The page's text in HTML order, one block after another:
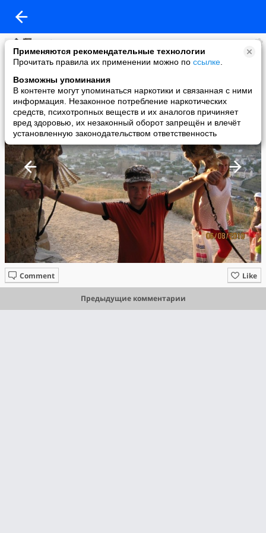
Применяются рекомендательные технологии
Прочитать правила их применении можно по ссылке
Возможны упоминания
В контенте могут упоминаться наркотики и связанная с ними
информация. Незаконное потребление наркотических
средств, психотропных веществ и их аналогов причиняет
вред здоровью, их незаконный оборот запрещён и влечёт
установленную законодательством ответственность
Любовь Козлова
added a photo
10 Sep в 21:51
Like
Comment
Предыдущие комментарии